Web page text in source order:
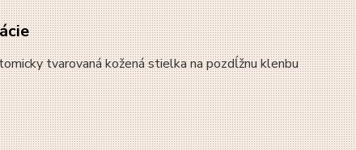
tvarovaná kožená stielka na pozdĺžnu klenbu